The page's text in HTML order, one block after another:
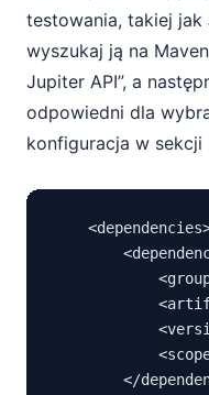
testowania, takiej jak
wyszukaj ją na
Jupiter API”, a
odpowiedni dla
konfiguracja w sekcji
</